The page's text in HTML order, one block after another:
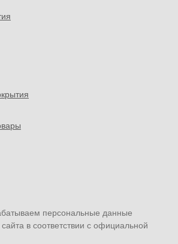
персональные данные
в соответствии с официальной